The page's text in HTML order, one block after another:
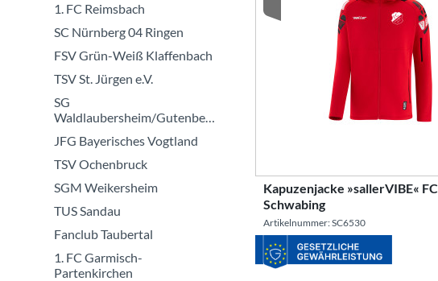
1. FC Reimsbach
SC Nürnberg 04 Ringen
FSV Grün-Weiß Klaffenbach
TSV St. Jürgen e.V.
SG
Waldlaubersheim/Gutenberg
JFG Bayerisches Vogtland
TSV Ochenbruck
SGM Weikersheim
TUS Sandau
Fanclub Taubertal
1. FC Garmisch-
Partenkirchen
Kapuzenjacke »sallerVIBE« FC
Schwabing
Artikelnummer: SC6530